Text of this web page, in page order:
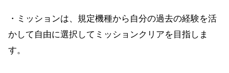
・ミッションは、規定機種から自分の過去の経験を活
かして自由に選択してミッションクリアを目指しま
す。